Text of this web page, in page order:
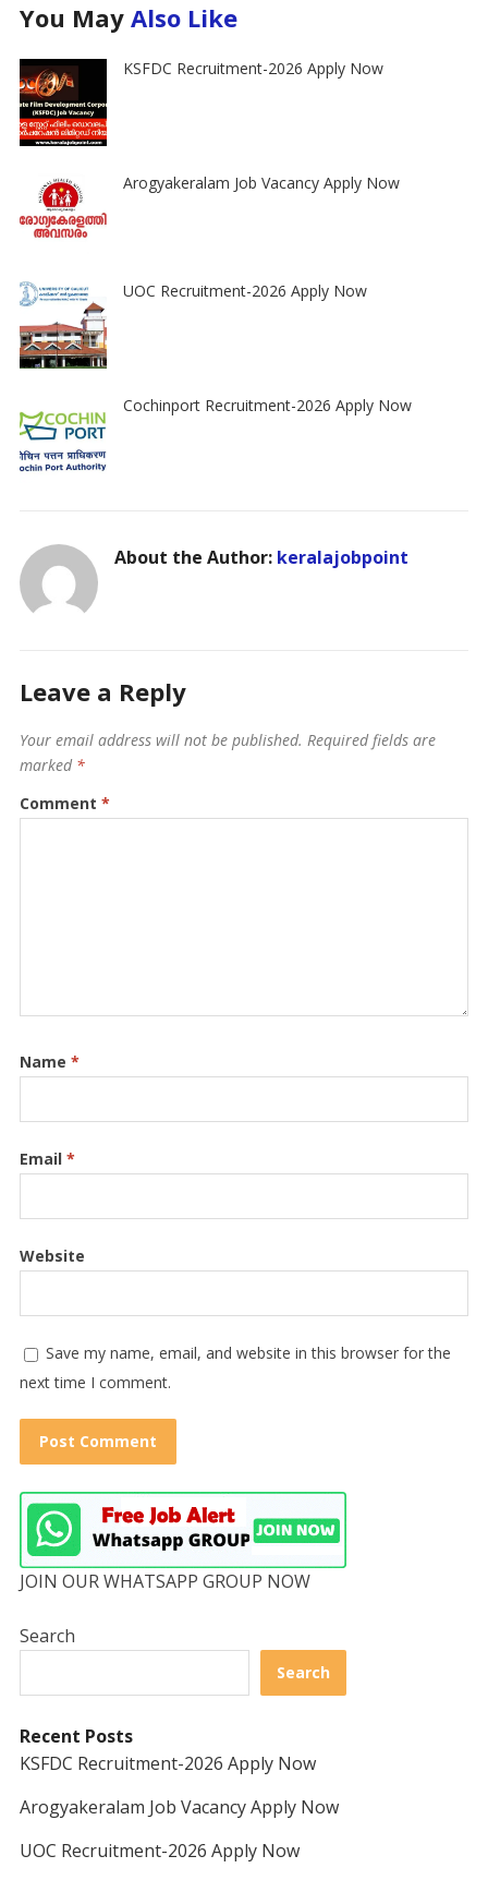
You May Also Like
KSFDC Recruitment-2026 Apply Now
Arogyakeralam Job Vacancy Apply Now
UOC Recruitment-2026 Apply Now
Cochinport Recruitment-2026 Apply Now
About the Author: keralajobpoint
Leave a Reply
Your email address will not be published. Required fields are
marked *
Comment *
Name *
Email *
Website
Save my name, email, and website in this browser for the
next time I comment.
JOIN OUR WHATSAPP GROUP NOW
Search
Search
Recent Posts
KSFDC Recruitment-2026 Apply Now
Arogyakeralam Job Vacancy Apply Now
UOC Recruitment-2026 Apply Now